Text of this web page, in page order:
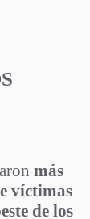
más
víctimas
de los